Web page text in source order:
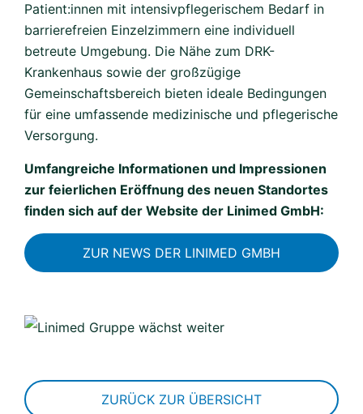
Patient:innen mit intensivpflegerischem Bedarf in
barrierefreien Einzelzimmern eine individuell
betreute Umgebung. Die Nähe zum DRK-
Krankenhaus sowie der großzügige
Gemeinschaftsbereich bieten ideale Bedingungen
für eine umfassende medizinische und pflegerische
Versorgung.
Umfangreiche Informationen und Impressionen
zur feierlichen Eröffnung des neuen Standortes
finden sich auf der Website der Linimed GmbH:
ZUR NEWS DER LINIMED GMBH
ZURÜCK ZUR ÜBERSICHT